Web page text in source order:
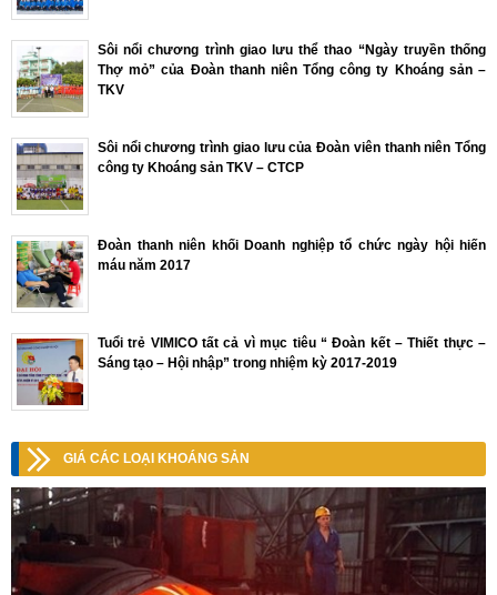
Sôi nổi chương trình giao lưu thể thao “Ngày truyền thống
Thợ mỏ” của Đoàn thanh niên Tổng công ty Khoáng sản –
TKV
Sôi nổi chương trình giao lưu của Đoàn viên thanh niên Tổng
công ty Khoáng sản TKV – CTCP
Đoàn thanh niên khối Doanh nghiệp tổ chức ngày hội hiến
máu năm 2017
Tuổi trẻ VIMICO tất cả vì mục tiêu “ Đoàn kết – Thiết thực –
Sáng tạo – Hội nhập” trong nhiệm kỳ 2017-2019
GIÁ CÁC LOẠI KHOÁNG SẢN